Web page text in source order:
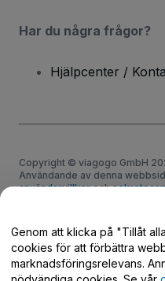
Har du några frågor?
Hjälpcenter /
Copyright © viagogo GmbH
Användande av denna
användarvillkoroch
Genom att klicka på "Tillåt
cookies för att förbättra
marknadsföringsrelevans.